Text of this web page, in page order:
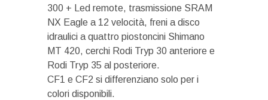
300 + Led remote, trasmissione SRAM
NX Eagle a 12 velocità, freni a disco
idraulici a quattro piostoncini Shimano
MT 420, cerchi Rodi Tryp 30 anteriore e
Rodi Tryp 35 al posteriore.
CF1 e CF2 si differenziano solo per i
colori disponibili.